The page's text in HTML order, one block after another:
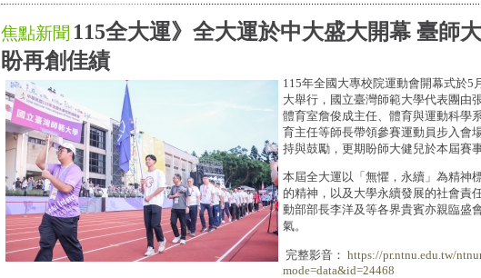
焦點新聞 115全大運》全大運於中大盛大開幕 臺師
盼再創佳績
115年全國大專校院運動會開幕式於5
大舉行，國立臺灣師範大學代表團由
體育室詹俊成主任、體育與運動科學
育主任等師長帶領參賽運動員步入會
持與鼓勵，更期盼師大健兒於本屆賽
本屆全大運以「無懼，永續」為精神
的精神，以及大學永續發展的社會責
動部部長李洋及等各界貴賓亦親臨盛
氣。
完整影音： https://pr.ntnu.edu.tw/
mode=data&id=24468